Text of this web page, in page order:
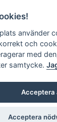
använder
och
med
samtycke.
Acceptera
Acceptera